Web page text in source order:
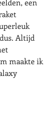
een
Altijd
maakte ik